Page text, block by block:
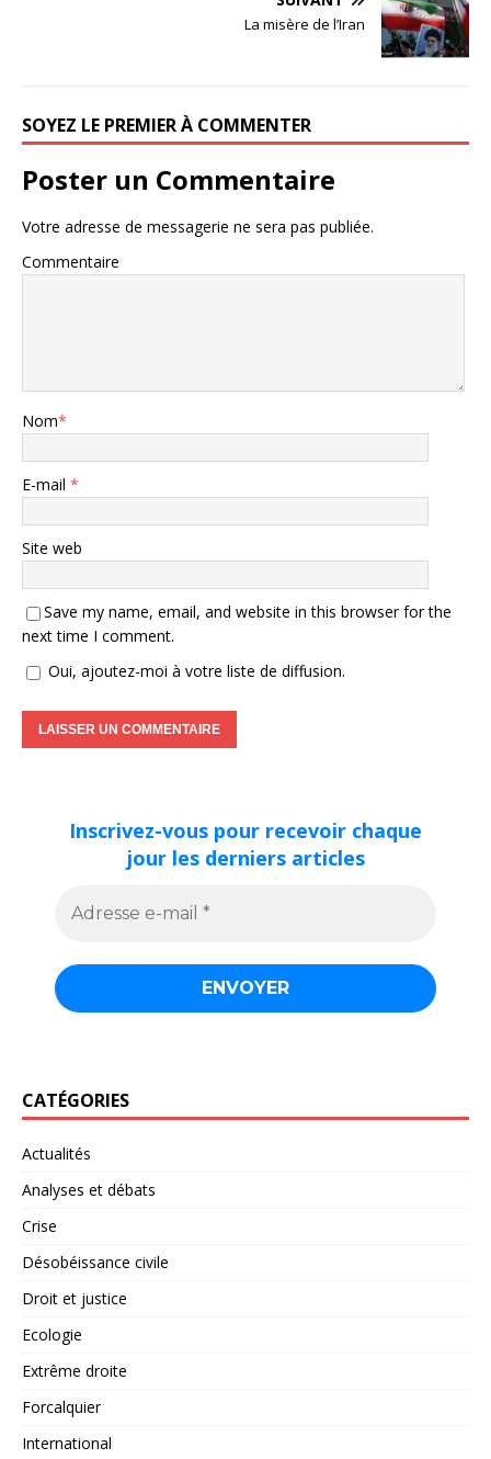
La misère de l’Iran
SOYEZ LE PREMIER À COMMENTER
Poster un Commentaire
Votre adresse de messagerie ne sera pas publiée.
Commentaire
Nom*
E-mail *
Site web
Save my name, email, and website in this browser for the
next time I comment.
Oui, ajoutez-moi à votre liste de diffusion.
Inscrivez-vous pour recevoir chaque
jour les derniers articles
CATÉGORIES
Actualités
Analyses et débats
Crise
Désobéissance civile
Droit et justice
Ecologie
Extrême droite
Forcalquier
International